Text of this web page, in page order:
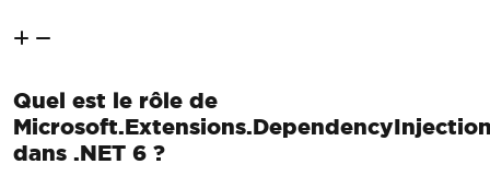
Quel est le rôle de
dans .NET 6 ?